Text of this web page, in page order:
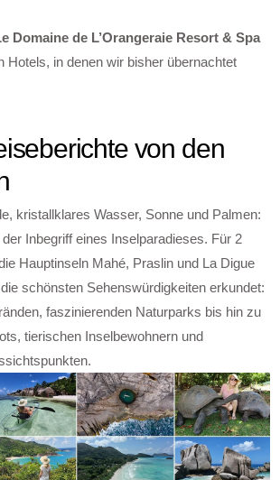
Domaine de L’Orangeraie Resort & Spa
Hotels, in denen wir bisher übernachtet
von den
kristallklares Wasser, Sonne und Palmen:
Inbegriff eines Inselparadieses. Für 2
Hauptinseln Mahé, Praslin und La Digue
schönsten Sehenswürdigkeiten erkundet:
faszinierenden Naturparks bis hin zu
tierischen Inselbewohnern und